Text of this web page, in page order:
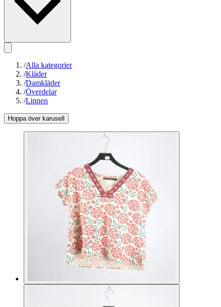
/Alla kategorier
/Kläder
/Damkläder
/Överdelar
/Linnen
Hoppa över karusell